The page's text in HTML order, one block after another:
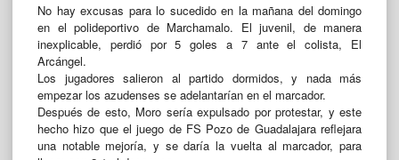
No hay excusas para lo sucedido en la mañana del domingo
en el polideportivo de Marchamalo. El juvenil, de manera
inexplicable, perdió por 5 goles a 7 ante el colista, El
Arcángel.
Los jugadores salieron al partido dormidos, y nada más
empezar los azudenses se adelantarían en el marcador.
Después de esto, Moro sería expulsado por protestar, y este
hecho hizo que el juego de FS Pozo de Guadalajara reflejara
una notable mejoría, y se daría la vuelta al marcador, para